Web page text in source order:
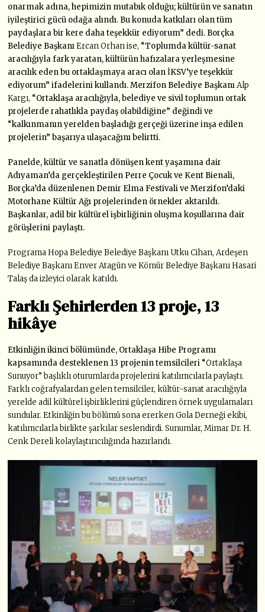
onarmak adına, hepimizin mutabık olduğu; kültürün ve sanatın
iyileştirici gücü odağa alındı. Bu konuda katkıları olan tüm
paydaşlara bir kere daha teşekkür ediyorum” dedi. Borçka
Belediye BaşkanıErcan Orhan ise, “Toplumda kültür-sanat
aracılığıyla fark yaratan, kültürün hafızalara yerleşmesine
aracılık eden bu ortaklaşmaya aracı olan İKSV’ye teşekkür
ediyorum” ifadelerini kullandı. Merzifon Belediye BaşkanıAlp
Kargı, “Ortaklaşa aracılığıyla, belediye ve sivil toplumun ortak
projelerde rahatlıkla paydaş olabildiğine” değindi ve
“kalkınmanın yerelden başladığı gerçeği üzerine inşa edilen
projelerin” başarıya ulaşacağını belirtti.
Panelde, kültür ve sanatla dönüşen kent yaşamına dair
Adıyaman’da gerçekleştirilen Perre Çocuk ve Kent Bienali,
Borçka’da düzenlenen Demir Elma Festivali ve Merzifon’daki
Motorhane Kültür Ağı projelerinden örnekler aktarıldı.
Başkanlar, adil bir kültürel işbirliğinin oluşma koşullarına dair
görüşlerini paylaştı.
Programa Hopa Belediye Belediye Başkanı Utku Cihan, Ardeşen
Belediye Başkanı Enver Atagün ve Kömür Belediye Başkanı Hasari
Talaş da izleyici olarak katıldı.
Farklı Şehirlerden 13 proje, 13
hikâye
Etkinliğin ikinci bölümünde, Ortaklaşa Hibe Programı
kapsamında desteklenen 13 projenin temsilcileri “Ortaklaşa
Sunuyor” başlıklı oturumlarda projelerini katılımcılarla paylaştı.
Farklı coğrafyalardan gelen temsilciler, kültür-sanat aracılığıyla
yerelde adil kültürel işbirliklerini güçlendiren örnek uygulamaları
sundular. Etkinliğin bu bölümü sona ererken Gola Derneği ekibi,
katılımcılarla birlikte şarkılar seslendirdi. Sunumlar, Mimar Dr. H.
Cenk Dereli kolaylaştırıcılığında hazırlandı.